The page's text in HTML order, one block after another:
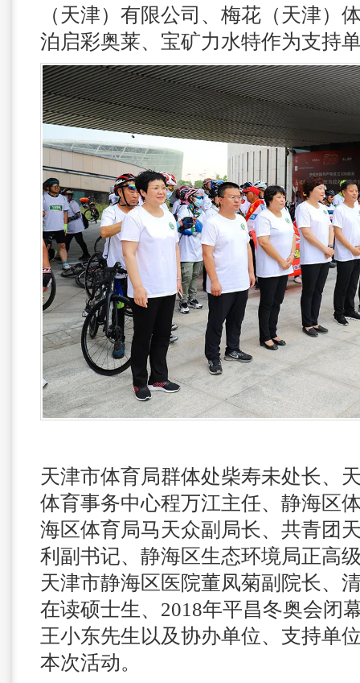
（天津）有限公司、梅花（天津）
泊启彩奥莱、宝矿力水特作为支持
天津市体育局群体处柴寿未处长、
体育事务中心程万江主任、静海区
海区体育局马天众副局长、共青团
利副书记、静海区生态环境局正高
天津市静海区医院董凤菊副院长、
在读硕士生、2018年平昌冬奥会闭
王小东先生以及协办单位、支持单
本次活动。